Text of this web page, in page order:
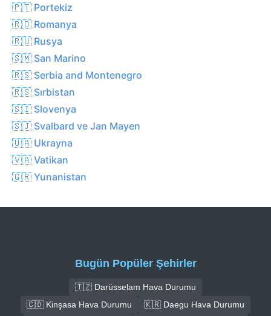
🇵🇹 Portekiz
🇷🇴 Romanya
🇷🇺 Rusya
🇸🇲 San Marino
🇷🇸 Serbia and Montenegro
🇷🇸 Sırbistan
🇸🇮 Slovenya
🇸🇯 Svalbard ve Jan Mayen
🇺🇦 Ukrayna
🇻🇦 Vatikan
🇬🇷 Yunanistan
Bugün Popüler Şehirler
🇹🇿 Darüsselam Hava Durumu
🇨🇩 Kinşasa Hava Durumu
🇰🇷 Daegu Hava Durumu